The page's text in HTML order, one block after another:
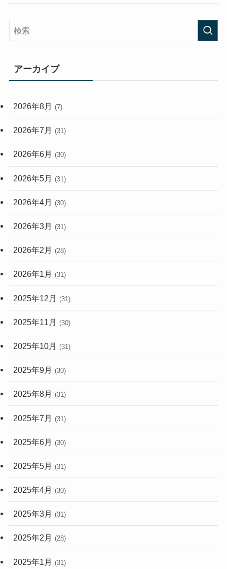
(33)
(248)
アーカイブ
2026年8月 (7)
2026年7月 (31)
2026年6月 (30)
2026年5月 (31)
2026年4月 (30)
2026年3月 (31)
2026年2月 (28)
2026年1月 (31)
2025年12月 (31)
2025年11月 (30)
2025年10月 (31)
2025年9月 (30)
2025年8月 (31)
2025年7月 (31)
2025年6月 (30)
2025年5月 (31)
2025年4月 (30)
2025年3月 (31)
2025年2月 (28)
2025年1月 (31)